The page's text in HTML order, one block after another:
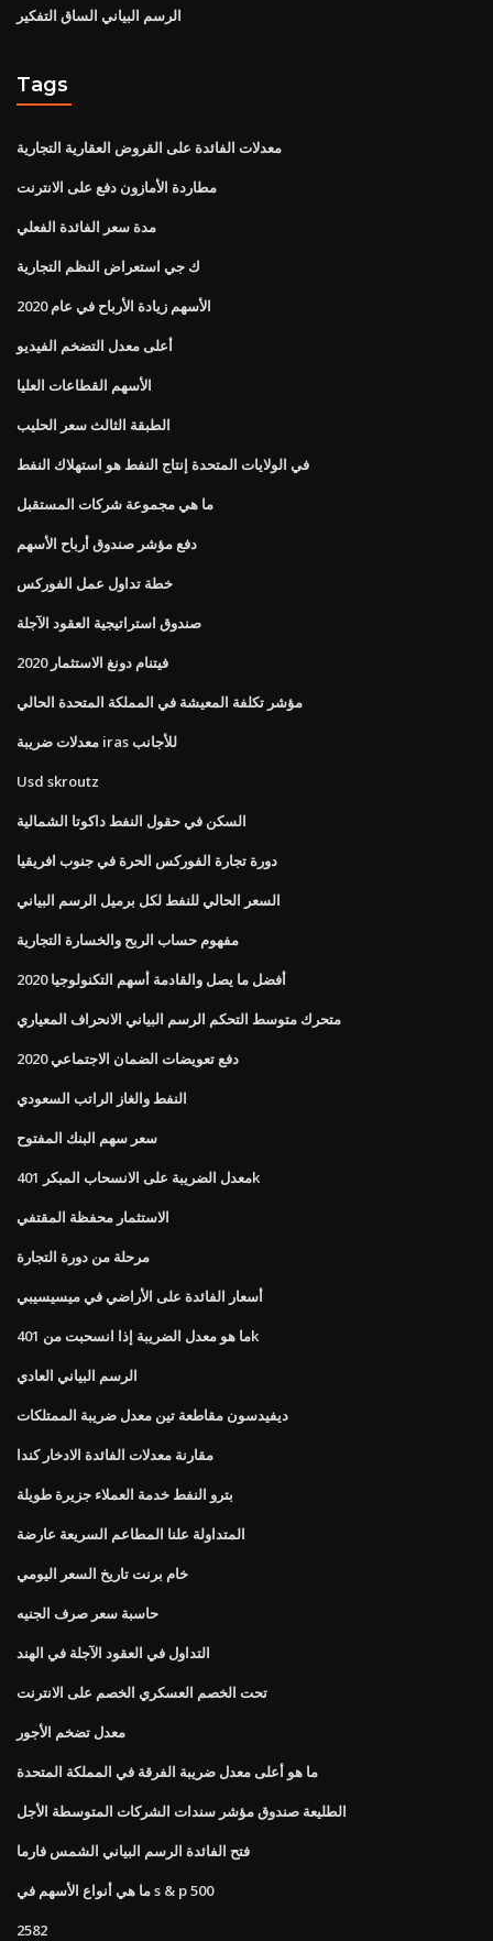
الرسم البياني الساق التفكير
Tags
معدلات الفائدة على القروض العقارية التجارية
مطاردة الأمازون دفع على الانترنت
مدة سعر الفائدة الفعلي
ك جي استعراض النظم التجارية
الأسهم زيادة الأرباح في عام 2020
أعلى معدل التضخم الفيديو
الأسهم القطاعات العليا
الطبقة الثالث سعر الحليب
في الولايات المتحدة إنتاج النفط هو استهلاك النفط
ما هي مجموعة شركات المستقبل
دفع مؤشر صندوق أرباح الأسهم
خطة تداول عمل الفوركس
صندوق استراتيجية العقود الآجلة
فيتنام دونغ الاستثمار 2020
مؤشر تكلفة المعيشة في المملكة المتحدة الحالي
معدلات ضريبة iras للأجانب
Usd skroutz
السكن في حقول النفط داكوتا الشمالية
دورة تجارة الفوركس الحرة في جنوب افريقيا
السعر الحالي للنفط لكل برميل الرسم البياني
مفهوم حساب الربح والخسارة التجارية
أفضل ما يصل والقادمة أسهم التكنولوجيا 2020
متحرك متوسط ​​التحكم الرسم البياني الانحراف المعياري
دفع تعويضات الضمان الاجتماعي 2020
النفط والغاز الراتب السعودي
سعر سهم البنك المفتوح
معدل الضريبة على الانسحاب المبكر 401k
الاستثمار محفظة المقتفي
مرحلة من دورة التجارة
أسعار الفائدة على الأراضي في ميسيسيبي
ما هو معدل الضريبة إذا انسحبت من 401k
الرسم البياني العادي
ديفيدسون مقاطعة تين معدل ضريبة الممتلكات
مقارنة معدلات الفائدة الادخار كندا
بترو النفط خدمة العملاء جزيرة طويلة
المتداولة علنا ​​المطاعم السريعة عارضة
خام برنت تاريخ السعر اليومي
حاسبة سعر صرف الجنيه
التداول في العقود الآجلة في الهند
تحت الخصم العسكري الخصم على الانترنت
معدل تضخم الأجور
ما هو أعلى معدل ضريبة الفرقة في المملكة المتحدة
الطليعة صندوق مؤشر سندات الشركات المتوسطة الأجل
فتح الفائدة الرسم البياني الشمس فارما
ما هي أنواع الأسهم في s & p 500
2582